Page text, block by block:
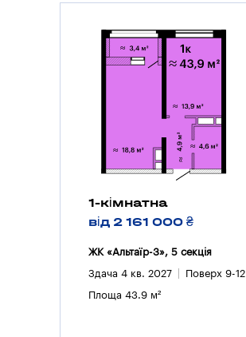
1-кімнатна
від 2 161 000 ₴
ЖК «Альтаїр-3», 5 секцiя
Здача 4 кв. 2027 Поверх 9-12
Площа 43.9 м²